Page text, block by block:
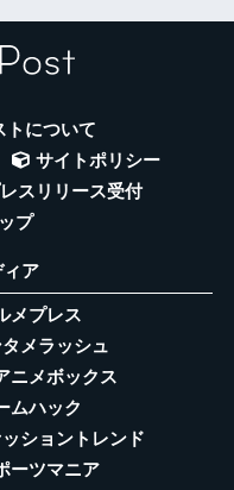
トについて
サイトポリシー
スリリース受付
プ
ィア
メプレス
メラッシュ
ニメボックス
ムハック
ショントレンド
ーツマニア